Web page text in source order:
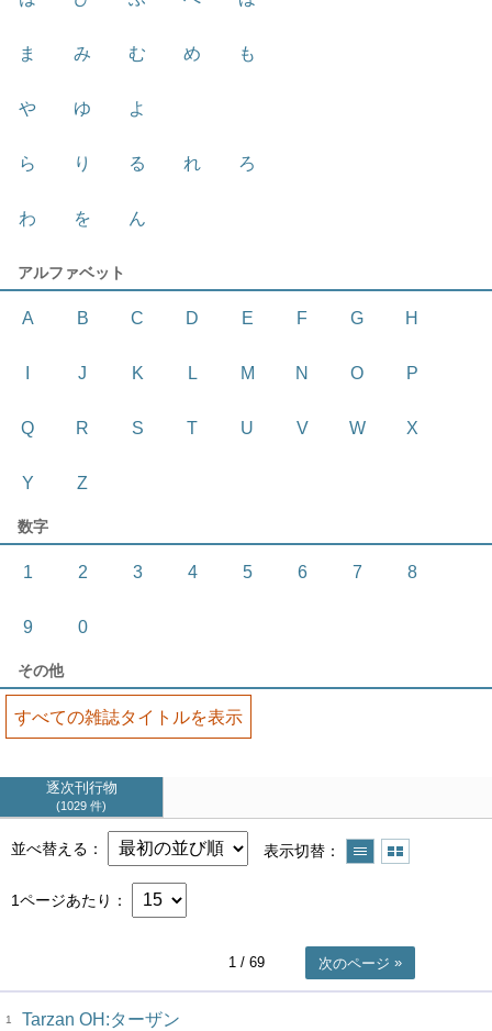
ま み む め も
や ゆ よ
ら り る れ ろ
わ を ん
アルファベット
A B C D E F G H
J K L M N O P
Q R S T U V W X
Y Z
数字
1 2 3 4 5 6 7 8
9 0
その他
すべての雑誌タイトルを表示
逐次刊行物
1029 件
並べ替える 表示切替
1ページあたり
1/ 69 次のページ
1 Tarzan OH:ターザン